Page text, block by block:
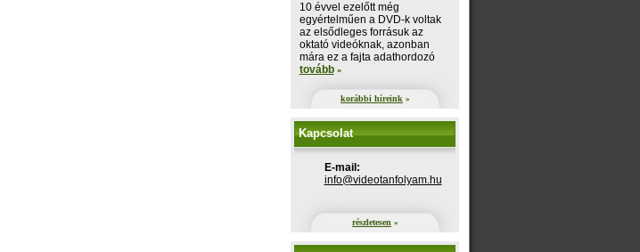
10 évvel ezelőtt még
egyértelműen a DVD-k voltak
az elsődleges forrásuk az
oktató videóknak, azonban
mára ez a fajta adathordozó
tovább »
korábbi híreink »
Kapcsolat
E-mail:
uh.maylofnatoediv@ofni
részletesen »